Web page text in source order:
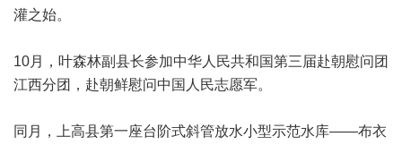
灌之始。
10月，叶森林副县长参加中华人民共和国第三届赴朝慰问团
江西分团，赴朝鲜慰问中国人民志愿军。
同月，上高县第一座台阶式斜管放水小型示范水库——布衣